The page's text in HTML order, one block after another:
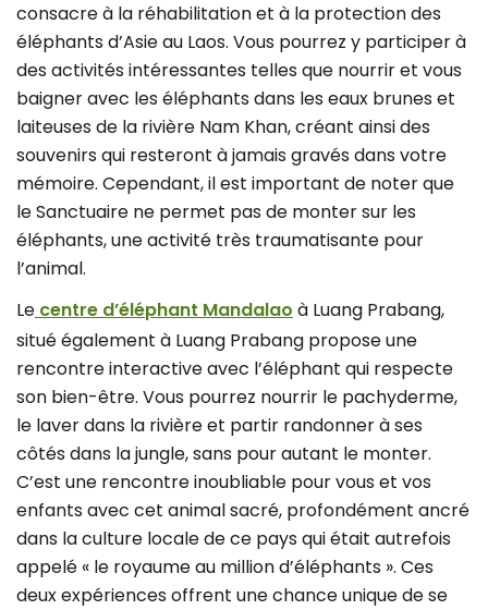
consacre à la réhabilitation et à la protection des
éléphants d’Asie au Laos. Vous pourrez y participer à
des activités intéressantes telles que nourrir et vous
baigner avec les éléphants dans les eaux brunes et
laiteuses de la rivière Nam Khan, créant ainsi des
souvenirs qui resteront à jamais gravés dans votre
mémoire. Cependant, il est important de noter que
le Sanctuaire ne permet pas de monter sur les
éléphants, une activité très traumatisante pour
l’animal.
Le centre d’éléphant Mandalao à Luang Prabang,
situé également à Luang Prabang propose une
rencontre interactive avec l’éléphant qui respecte
son bien-être. Vous pourrez nourrir le pachyderme,
le laver dans la rivière et partir randonner à ses
côtés dans la jungle, sans pour autant le monter.
C’est une rencontre inoubliable pour vous et vos
enfants avec cet animal sacré, profondément ancré
dans la culture locale de ce pays qui était autrefois
appelé « le royaume au million d’éléphants ». Ces
deux expériences offrent une chance unique de se